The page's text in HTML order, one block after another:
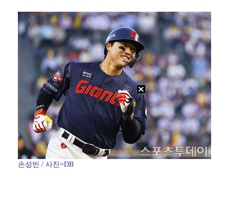
"언론사 대표·국회의원도"…최연청, 판사 남편까지 화려…
'첫 승 도전' 장은수 "우승 의식하기보다 내 플레이에…
'서명관·야고 연속골' 울산, 동해안 더비서 포항 제압…
손성빈 / 사진=DB